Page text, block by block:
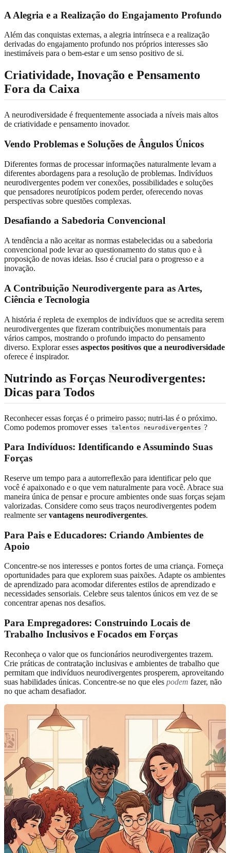
A Alegria e a Realização do Engajamento Profundo
Além das conquistas externas, a alegria intrínseca e a realização
derivadas do engajamento profundo nos próprios interesses são
inestimáveis para o bem-estar e um senso positivo de si.
Criatividade, Inovação e Pensamento
Fora da Caixa
A neurodiversidade é frequentemente associada a níveis mais altos
de criatividade e pensamento inovador.
Vendo Problemas e Soluções de Ângulos Únicos
Diferentes formas de processar informações naturalmente levam a
diferentes abordagens para a resolução de problemas. Indivíduos
neurodivergentes podem ver conexões, possibilidades e soluções
que pensadores neurotípicos podem perder, oferecendo novas
perspectivas sobre questões complexas.
Desafiando a Sabedoria Convencional
A tendência a não aceitar as normas estabelecidas ou a sabedoria
convencional pode levar ao questionamento do status quo e à
proposição de novas ideias. Isso é crucial para o progresso e a
inovação.
A Contribuição Neurodivergente para as Artes,
Ciência e Tecnologia
A história é repleta de exemplos de indivíduos que se acredita serem
neurodivergentes que fizeram contribuições monumentais para
vários campos, mostrando o profundo impacto do pensamento
diverso. Explorar esses aspectos positivos que a neurodiversidade
oferece é inspirador.
Nutrindo as Forças Neurodivergentes:
Dicas para Todos
Reconhecer essas forças é o primeiro passo; nutri-las é o próximo.
Como podemos promover esses
talentos neurodivergentes ?
Para Indivíduos: Identificando e Assumindo Suas
Forças
Reserve um tempo para a autorreflexão para identificar pelo que
você é apaixonado e o que vem naturalmente para você. Abrace sua
maneira única de pensar e procure ambientes onde suas forças sejam
valorizadas. Considere como seus traços neurodivergentes podem
realmente servantagens neurodivergentes.
Para Pais e Educadores: Criando Ambientes de
Apoio
Concentre-se nos interesses e pontos fortes de uma criança. Forneça
oportunidades para que explorem suas paixões. Adapte os ambientes
de aprendizado para acomodar diferentes estilos de aprendizado e
necessidades sensoriais. Celebre seus talentos únicos em vez de se
concentrar apenas nos desafios.
Para Empregadores: Construindo Locais de
Trabalho Inclusivos e Focados em Forças
Reconheça o valor que os funcionários neurodivergentes trazem.
Crie práticas de contratação inclusivas e ambientes de trabalho que
permitam que indivíduos neurodivergentes prosperem, aproveitando
suas habilidades únicas. Concentre-se no que eles podem fazer, não
no que acham desafiador.